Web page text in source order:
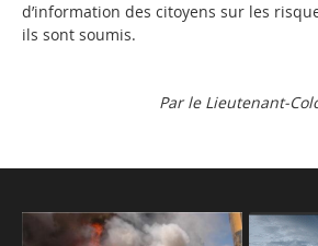
d’information des citoyens sur les
ils sont soumis.
Par le Lieutenant-